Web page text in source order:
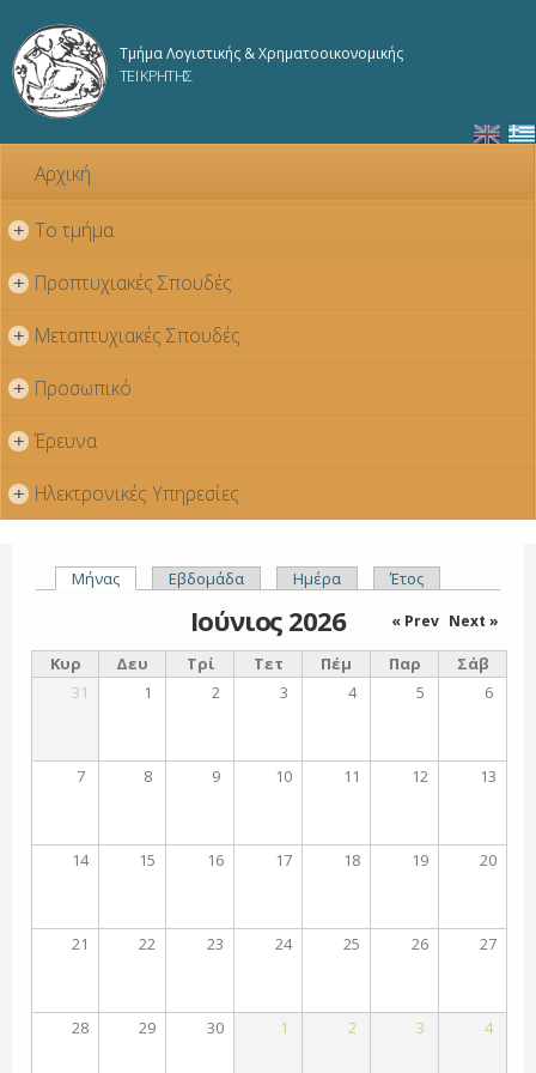
κυρίως
Τμήμα Λογιστικής & Χρηματοοικονομικής
ΤΕΙ ΚΡΗΤΗΣ
Αρχική
+ Το τμήμα
+ Προπτυχιακές Σπουδές
+ Μεταπτυχιακές Σπουδές
+ Προσωπικό
+ Έρευνα
+ Ηλεκτρονικές Υπηρεσίες
Πρωτεύουσες καρτέλες
Μήνας(ενεργή καρτέλα)
Εβδομάδα Ημέρα Έτος
Ιούνιος 2026 « Prev Next »
Κυρ Δευ Τρί Τετ Πέμ Παρ
Σάβ
31
1 2 3 4 5 6
7 8 9 10 11 12 13
14 15 16 17 18 19 20
21 22 23 24 25 26 27
28 29 30 1 2 3 4